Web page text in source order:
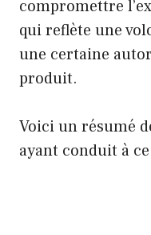
compromettre
qui reflète une
une certaine
produit.
Voici un résumé
ayant conduit à